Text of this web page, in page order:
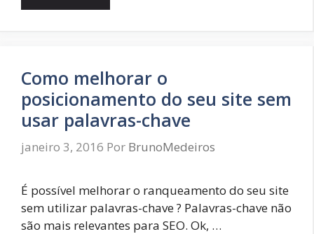
Como melhorar o
posicionamento do seu site sem
usar palavras-chave
janeiro 3, 2016 Por BrunoMedeiros
É possível melhorar o ranqueamento do seu site
sem utilizar palavras-chave ? Palavras-chave não
são mais relevantes para SEO. Ok, …